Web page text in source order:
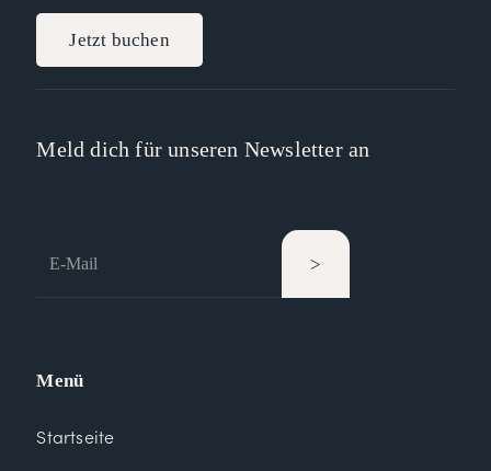
Jetzt buchen
Meld dich für unseren Newsletter an
Menü
Startseite